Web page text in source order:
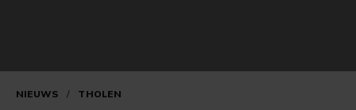
NIEUWS / THOLEN